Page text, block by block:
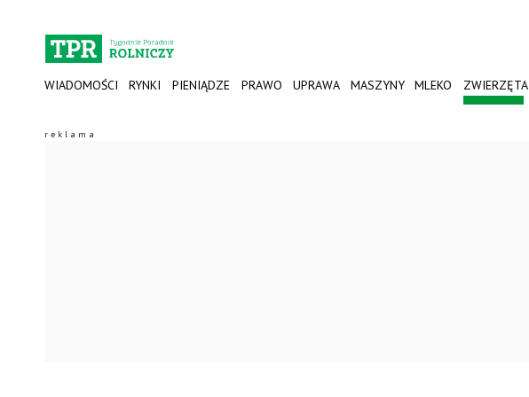
WIADOMOŚCI RYNKI PIENIĄDZE PRAWO UPRAWA MASZYNY MLEKO ZWIERZĘTA